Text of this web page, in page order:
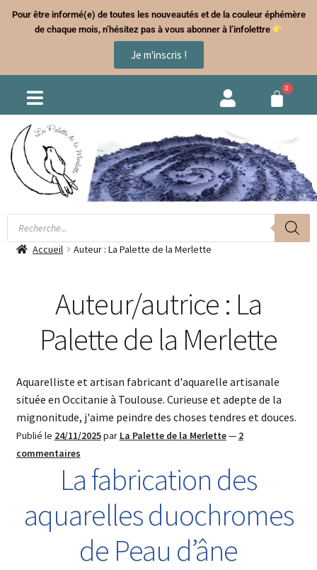
Pour être informé(e) de toutes les nouveautés et de la couleur éphémère
de chaque mois, n’hésitez pas à vous abonner à l’infolettre
Je m'inscris !
Accueil Auteur : La Palette de la Merlette
Auteur/autrice : La
Palette de la Merlette
Aquarelliste et artisan fabricant d'aquarelle artisanale
située en Occitanie à Toulouse. Curieuse et adepte de la
mignonitude, j'aime peindre des choses tendres et douces.
Publié le 24/11/2025par La Palette de la Merlette— 2
commentaires
La fabrication des
aquarelles duochromes
de Peau d’âne